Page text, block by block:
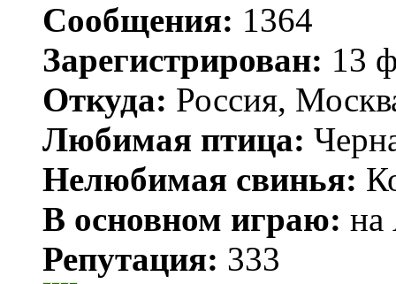
Сообщения: 1364
Зарегистрирован: 13
Откуда: Россия,
Любимая птица:
Нелюбимая свинья:
В основном играю: на
Репутация: 333